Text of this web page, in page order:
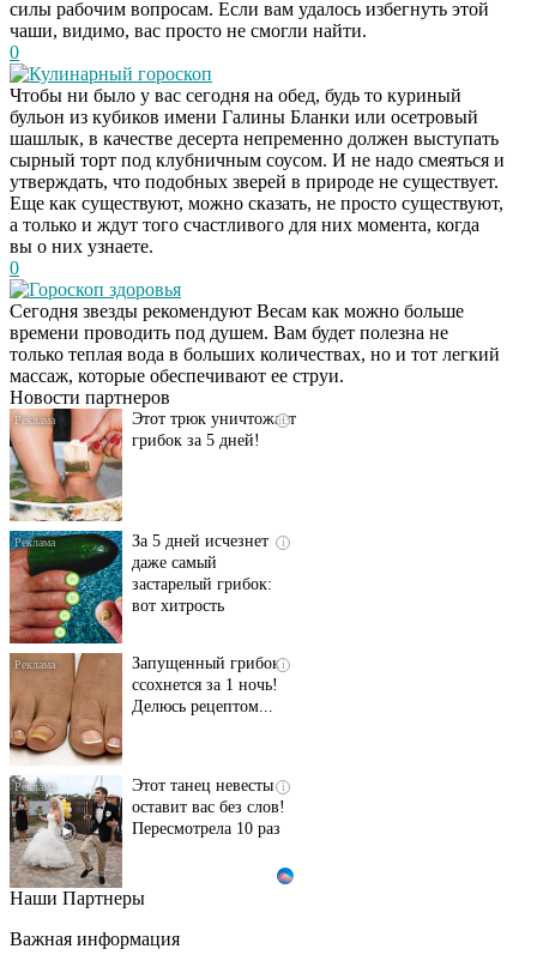
силы рабочим вопросам. Если вам удалось избегнуть этой
чаши, видимо, вас просто не смогли найти.
0
Кулинарный гороскоп
Чтобы ни было у вас сегодня на обед, будь то куриный
бульон из кубиков имени Галины Бланки или осетровый
шашлык, в качестве десерта непременно должен выступать
сырный торт под клубничным соусом. И не надо смеяться и
утверждать, что подобных зверей в природе не существует.
Еще как существуют, можно сказать, не просто существуют,
а только и ждут того счастливого для них момента, когда
вы о них узнаете.
0
Гороскоп здоровья
Сегодня звезды рекомендуют Весам как можно больше
времени проводить под душем. Вам будет полезна не
только теплая вода в больших количествах, но и тот легкий
массаж, которые обеспечивают ее струи.
Новости партнеров
Даже самый
запущенный грибок
исчезнет с корнем,
если перед сном…
i
Этот трюк уничтожает
грибок за 5 дней!
i
За 5 дней исчезнет
даже самый
застарелый грибок:
вот хитрость
i
Запущенный грибок
ссохнется за 1 ночь!
Делюсь рецептом...
i
Этот танец невесты
оставит вас без слов!
Пересмотрела 10 раз
Ролик длится пару
шоке от увиденного
Наши Партнеры
Важная информация